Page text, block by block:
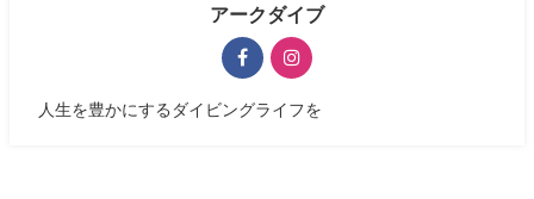
アークダイブ
人生を豊かにするダイビングライフを